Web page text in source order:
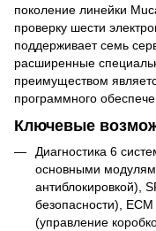
поколение линейки
проверку шести
поддерживает семь
расширенные
преимуществом
программного
Ключевые
Диагностика 6
основными
антиблокировкой),
безопасности),
(управление